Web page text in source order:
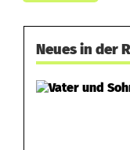
Neues in der